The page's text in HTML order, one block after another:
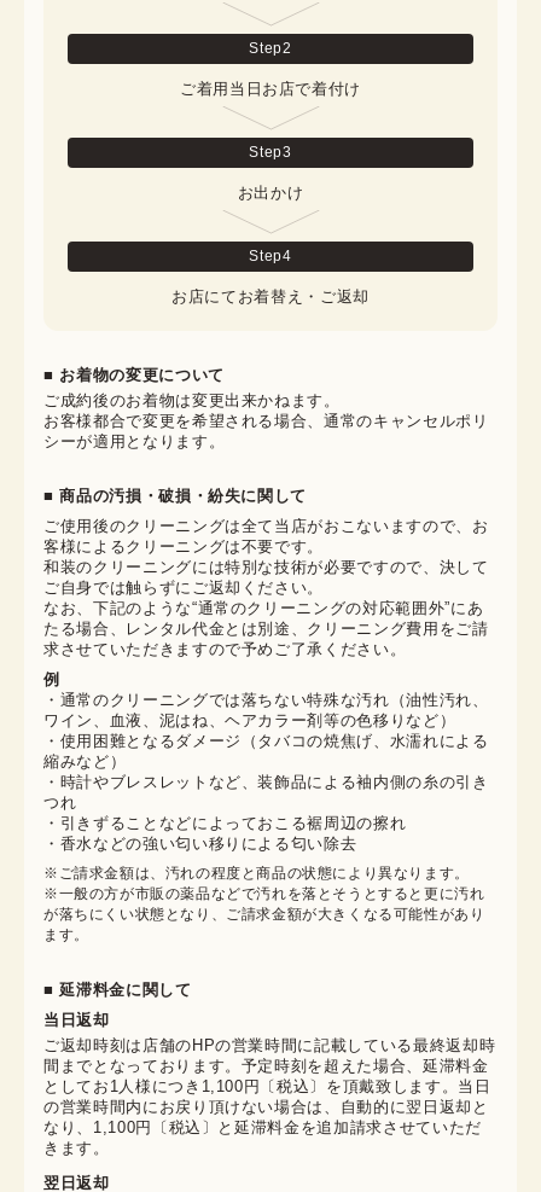
Step2
ご着用当日お店で着付け
Step3
お出かけ
Step4
お店にてお着替え・ご返却
■ お着物の変更について
ご成約後のお着物は変更出来かねます。
お客様都合で変更を希望される場合、通常のキャンセルポリ
シーが適用となります。
■ 商品の汚損・破損・紛失に関して
ご使用後のクリーニングは全て当店がおこないますので、お
客様によるクリーニングは不要です。
和装のクリーニングには特別な技術が必要ですので、決して
ご自身では触らずにご返却ください。
なお、下記のような“通常のクリーニングの対応範囲外”にあ
たる場合、レンタル代金とは別途、クリーニング費用をご請
求させていただきますので予めご了承ください。
例
・通常のクリーニングでは落ちない特殊な汚れ（油性汚れ、
ワイン、血液、泥はね、ヘアカラー剤等の色移りなど）
・使用困難となるダメージ（タバコの焼焦げ、水濡れによる
縮みなど）
・時計やブレスレットなど、装飾品による袖内側の糸の引き
つれ
・引きずることなどによっておこる裾周辺の擦れ
・香水などの強い匂い移りによる匂い除去
※ご請求金額は、汚れの程度と商品の状態により異なります。
※一般の方が市販の薬品などで汚れを落とそうとすると更に汚れ
が落ちにくい状態となり、ご請求金額が大きくなる可能性があり
ます。
■ 延滞料金に関して
当日返却
ご返却時刻は店舗のHPの営業時間に記載している最終返却時
間までとなっております。予定時刻を超えた場合、延滞料金
としてお1人様につき1,100円〔税込〕を頂戴致します。当日
の営業時間内にお戻り頂けない場合は、自動的に翌日返却と
なり、1,100円〔税込〕と延滞料金を追加請求させていただ
きます。
翌日返却